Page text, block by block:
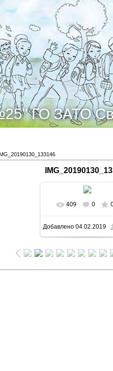
ГО ЗАТО
В реальном
1024x768/
409 0
Добавлено 04.02.2019